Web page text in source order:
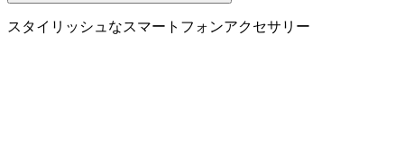
スタイリッシュなスマートフォンアクセサリー